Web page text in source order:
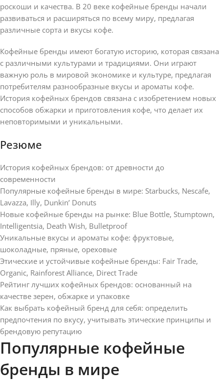
роскоши и качества. В 20 веке кофейные бренды начали
развиваться и расширяться по всему миру, предлагая
различные сорта и вкусы кофе.
Кофейные бренды имеют богатую историю, которая связана
с различными культурами и традициями. Они играют
важную роль в мировой экономике и культуре, предлагая
потребителям разнообразные вкусы и ароматы кофе.
История кофейных брендов связана с изобретением новых
способов обжарки и приготовления кофе, что делает их
неповторимыми и уникальными.
Резюме
История кофейных брендов: от древности до
современности
Популярные кофейные бренды в мире: Starbucks, Nescafe,
Lavazza, Illy, Dunkin’ Donuts
Новые кофейные бренды на рынке: Blue Bottle, Stumptown,
Intelligentsia, Death Wish, Bulletproof
Уникальные вкусы и ароматы кофе: фруктовые,
шоколадные, пряные, ореховые
Этические и устойчивые кофейные бренды: Fair Trade,
Organic, Rainforest Alliance, Direct Trade
Рейтинг лучших кофейных брендов: основанный на
качестве зерен, обжарке и упаковке
Как выбрать кофейный бренд для себя: определить
предпочтения по вкусу, учитывать этические принципы и
брендовую репутацию
Популярные кофейные
бренды в мире